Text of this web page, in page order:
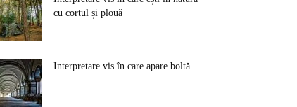
cu cortul și plouă
Interpretare vis în care apare boltă